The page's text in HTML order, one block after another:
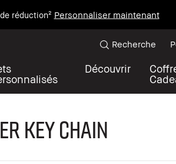
réduction² Personnaliser maintenant
Découvrir
Recherche
Key Chain